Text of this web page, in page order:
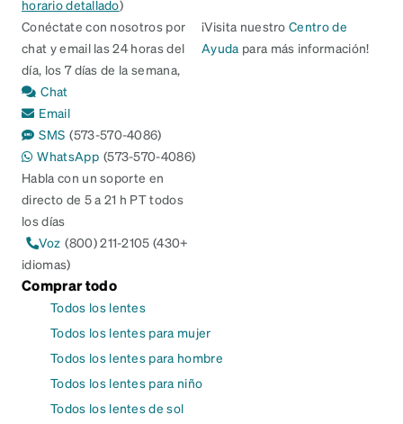
horario detallado)
Conéctate con nosotros por
chat y email las 24 horas del
día, los 7 días de la semana,
Chat
Email
SMS (573-570-4086)
WhatsApp (573-570-4086)
Habla con un soporte en
directo de 5 a 21 h PT todos
los días
Voz (800) 211-2105 (430+
idiomas)
¡Visita nuestroCentro de
Ayuda para más información!
Comprar todo
Todos los lentes
Todos los lentes para mujer
Todos los lentes para hombre
Todos los lentes para niño
Todos los lentes de sol